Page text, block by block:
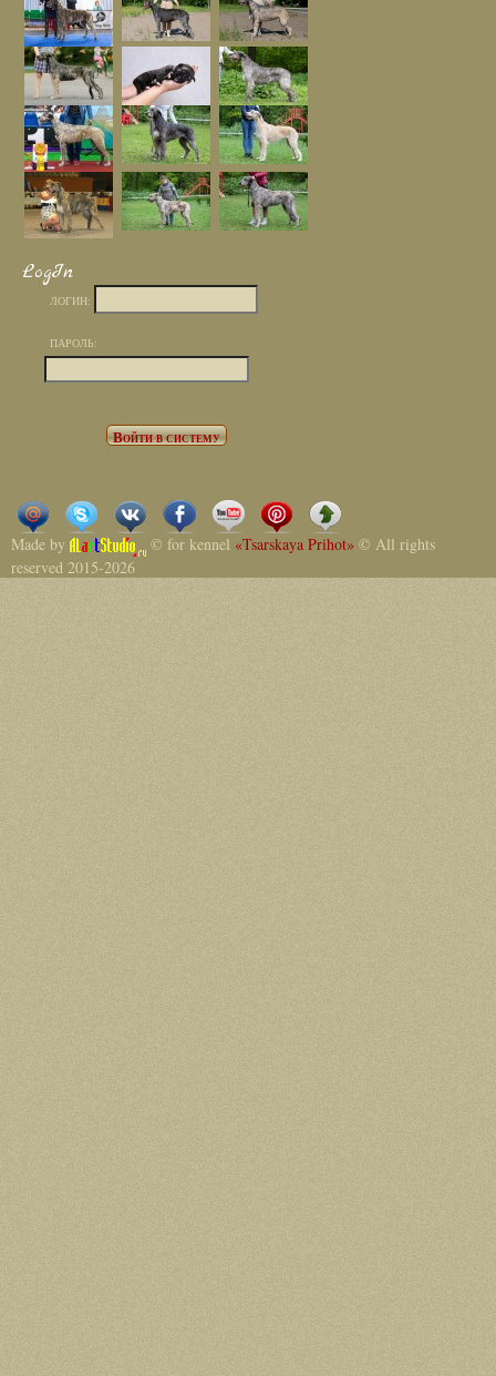
LogIn
ЛОГИН:
ПАРОЛЬ:
Made by © for kennel «Tsarskaya Prihot» © All rights
reserved 2015-2026